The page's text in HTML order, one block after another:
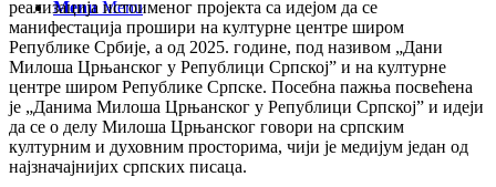
Menu Menu
реализација истоименог пројекта са идејом да се
манифестација прошири на културне центре широм
Републике Србије, а од 2025. године, под називом „Дани
Милоша Црњанског у Републици Српској” и на културне
центре широм Републике Српске. Посебна пажња посвећена
је „Данима Милоша Црњанског у Републици Српској” и идеји
да се о делу Милоша Црњанског говори на српским
културним и духовним просторима, чији је медијум један од
најзначајнијих српских писаца.